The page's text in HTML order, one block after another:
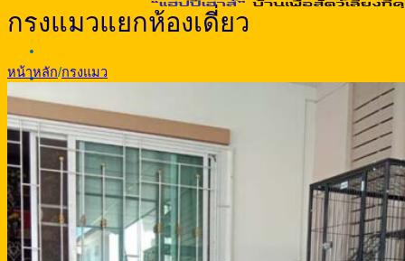
กรงแมวแยกห้องเดี่ยว
หน้าหลัก/กรงแมว